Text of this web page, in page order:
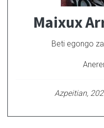
Maixux
Beti egongo
Azpeitian,